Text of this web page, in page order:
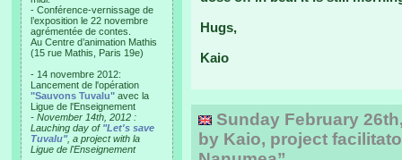
- Conférence-vernissage de
l’exposition le 22 novembre
agrémentée de contes.
Au Centre d’animation Mathis
(15 rue Mathis, Paris 19e)
- 14 novembre 2012:
Lancement de l'opération
"Sauvons Tuvalu" avec la
Ligue de l'Enseignement
- November 14th, 2012 :
Lauching day of "Let's save
Tuvalu", a project with la
Ligue de l'Enseignement
Hugs,
Kaio
Sunday February
by Kaio, project